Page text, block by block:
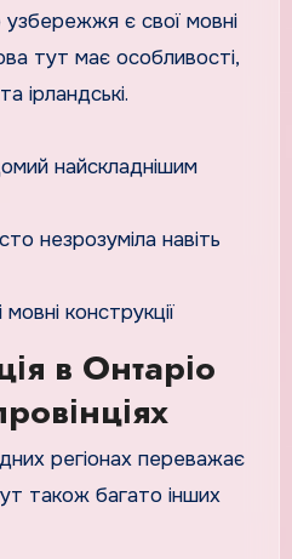
є свої мовні
тут має особливості,
ірландські.
найскладнішим
незрозуміла навіть
конструкції
в Онтаріо
регіонах переважає
також багато інших